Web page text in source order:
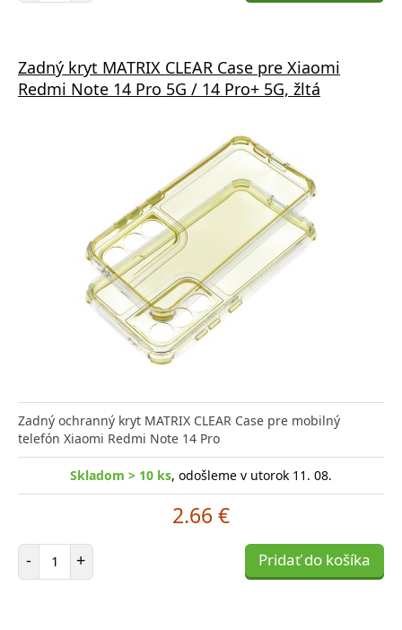
Zadný kryt MATRIX CLEAR Case pre Xiaomi
Redmi Note 14 Pro 5G / 14 Pro+ 5G, žltá
Zadný ochranný kryt MATRIX CLEAR Case pre mobilný
telefón Xiaomi Redmi Note 14 Pro
Skladom > 10 ks, odošleme v utorok 11. 08.
2.66 €
- Počet položiek
+ Pridať do košíka